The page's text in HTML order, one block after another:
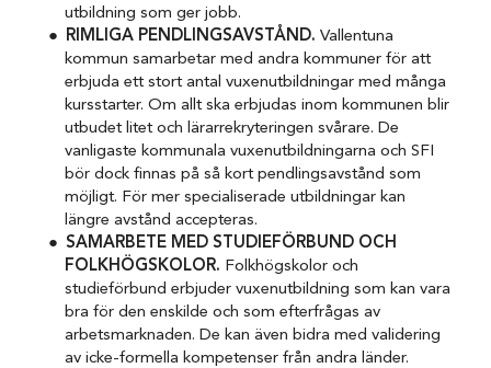
utbildning som ger jobb.
RIMLIGA PENDLINGSAVSTÅND. Vallentuna
kommun samarbetar med andra kommuner för att
erbjuda ett stort antal vuxenutbildningar med många
kursstarter. Om allt ska erbjudas inom kommunen blir
utbudet litet och lärarrekryteringen svårare. De
vanligaste kommunala vuxenutbildningarna och SFI
bör dock finnas på så kort pendlingsavstånd som
möjligt. För mer specialiserade utbildningar kan
längre avstånd accepteras.
SAMARBETE MED STUDIEFÖRBUND OCH
FOLKHÖGSKOLOR. Folkhögskolor och
studieförbund erbjuder vuxenutbildning som kan vara
bra för den enskilde och som efterfrågas av
arbetsmarknaden. De kan även bidra med validering
av icke-formella kompetenser från andra länder.